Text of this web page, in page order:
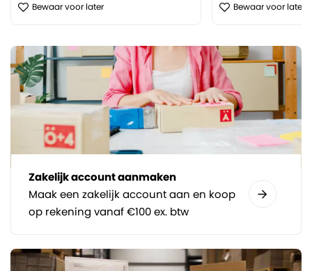
Bewaar voor later
Bewaar voor later
Zakelijk account aanmaken
Maak een zakelijk account aan en koop
op rekening vanaf €100 ex. btw